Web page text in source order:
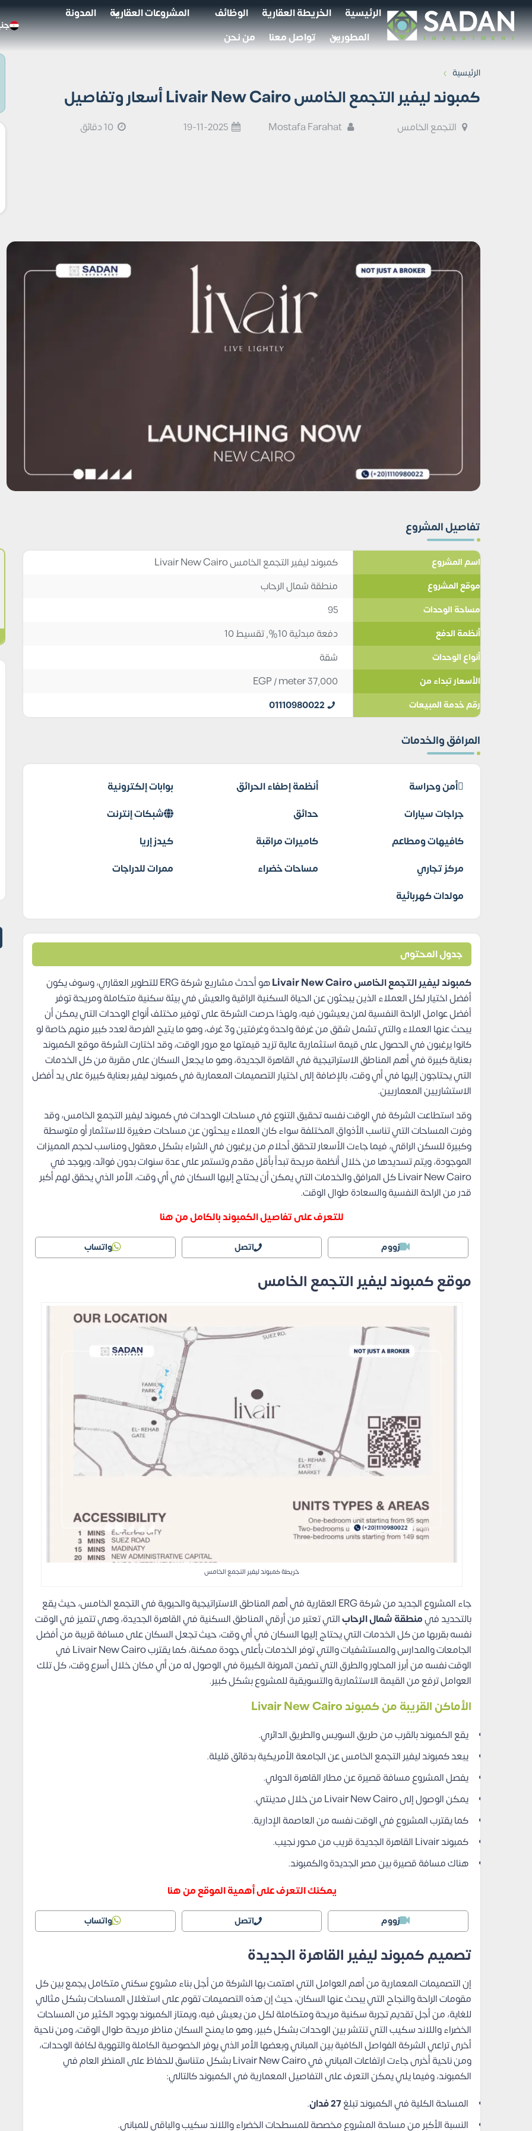
الرئيسية الخريطة العقارية الوظائف المشروعات العقارية
المدونة
المطورين
تواصل معنا من نحن
الرئيسية ›
كمبوند ليفير التجمع الخامس Livair New Cairo أسعار وتفاصيل
التجمع الخامس 19-11-2025
تفاصيل المشروع
اسم المشروع كمبوند ليفير التجمع الخامس Livair New Cairo
موقع المشروع منطقة شمال الرحاب
مساحة الوحدات 95
أنظمة الدفع دفعة مبدئية 10%, تقسيط 10
أنواع الوحدات شقة
الأسعار تبداء من 37,000
EGP/ meter
رقم خدمة المبيعات 01110980022
المرافق والخدمات
أمن وحراسة أنظمة إطفاء الحرائق
بوابات إلكترونية
جراجات سيارات
حدائق
شبكات إنترنت
كافيهات ومطاعم
كاميرات مراقبة
كيدز إريا
مركز تجاري
مساحات خضراء
ممرات للدراجات
مولدات كهربائية
جدول المحتوى
كمبوند ليفير التجمع الخامس Livair New Cairo
هو أحدث مشاريع شركة ERG للتطوير العقاري، وسوف يكون
أفضل اختيار لكل العملاء الذين يبحثون عن الحياة السكنية الراقية والعيش في بيئة سكنية متكاملة ومريحة توفر
أفضل عوامل الراحة النفسية لمن يعيشون فيه، ولهذا حرصت الشركة على توفير مختلف أنواع الوحدات التي يمكن أن
يبحث عنها العملاء والتي تشمل شقق من غرفة واحدة وغرفتين و3 غرف، وهو ما يتيح الفرصة لعدد كبير منهم خاصة لو
كانوا يرغبون في الحصول على قيمة استثمارية عالية تزيد قيمتها مع مرور الوقت، وقد اختارت الشركة موقع الكمبوند
بعناية كبيرة في أهم المناطق الاستراتيجية في القاهرة الجديدة، وهو ما يجعل السكان على مقربة من كل الخدمات
التي يحتاجون إليها في أي وقت، بالإضافة إلى اختيار التصميمات المعمارية في كمبوند ليفير بعناية كبيرة على يد أفضل
الاستشاريين المعماريين.
وقد استطاعت الشركة في الوقت نفسه تحقيق التنوع في مساحات الوحدات في كمبوند ليفير التجمع الخامس، وقد
وفرت المساحات التي تناسب الأذواق المختلفة سواء كان العملاء يبحثون عن مساحات صغيرة للاستثمار أو متوسطة
وكبيرة للسكن الراقي، فيما جاءت الأسعار لتحقق أحلام من يرغبون في الشراء بشكل معقول ومناسب لحجم المميزات
الموجودة، ويتم تسديدها من خلال أنظمة مريحة تبدأ بأقل مقدم وتستمر على عدة سنوات بدون فوائد، ويوجد في
Livair New Cairo كل المرافق والخدمات التي يمكن أن يحتاج إليها السكان في أي وقت، الأمر الذي يحقق لهم أكبر
قدر من الراحة النفسية والسعادة طوال الوقت.
للتعرف على تفاصيل الكمبوند بالكامل من هنا
زووم اتصل واتساب
موقع كمبوند ليفير التجمع الخامس
خريطة كمبوند ليفير التجمع الخامس
جاء المشروع الجديد من شركة ERG العقارية في أهم المناطق الاستراتيجية والحيوية في التجمع الخامس، حيث يقع
بالتحديد فيمنطقة شمال الرحابالتي تعتبر من أرقي المناطق السكنية في القاهرة الجديدة، وهي تتميز في الوقت
نفسه بقربها من كل الخدمات التي يحتاج إليها السكان في أي وقت، حيث تجعل السكان على مسافة قريبة من أفضل
الجامعات والمدارس والمستشفيات والتي توفر الخدمات بأعلى جودة ممكنة، كما يقترب Livair New Cairo في
الوقت نفسه من أبرز المحاور والطرق التي تضمن المرونة الكبيرة في الوصول له من أي مكان خلال أسرع وقت، كل تلك
العوامل ترفع من القيمة الاستثمارية والتسويقية للمشروع بشكل كبير.
الأماكن القريبة من كمبوند Livair New Cairo
يقع الكمبوند بالقرب من طريق السويس والطريق الدائري.
يبعد كمبوند ليفير التجمع الخامس عن الجامعة الأمريكية بدقائق قليلة.
يفصل المشروع مسافة قصيرة عن مطار القاهرة الدولي.
يمكن الوصول إلى Livair New Cairo من خلال مدينتي.
كما يقترب المشروع في الوقت نفسه من العاصمة الإدارية.
كمبوند Livair القاهرة الجديدة قريب من محور نجيب.
هناك مسافة قصيرة بين مصر الجديدة والكمبوند.
يمكنك التعرف على أهمية الموقع من هنا
زووم اتصل واتساب
تصميم كمبوند ليفير القاهرة الجديدة
إن التصميمات المعمارية من أهم العوامل التي اهتمت بها الشركة من أجل بناء مشروع سكني متكامل يجمع بين كل
مقومات الراحة والنجاح التي يبحث عنها السكان، حيث إن هذه التصميمات تقوم على استغلال المساحات بشكل مثالي
للغاية، من أجل تقديم تجربة سكنية مريحة ومتكاملة لكل من يعيش فيه، ويمتاز الكمبوند بوجود الكثير من المساحات
الخضراء واللاند سكيب التي تنتشر بين الوحدات بشكل كبير، وهو ما يمنح السكان مناظر مريحة طوال الوقت، ومن ناحية
أخرى تراعي الشركة الفواصل الكافية بين المباني وبعضها الأمر الذي يوفر الخصوصية الكاملة والتهوية لكافة الوحدات،
ومن ناحية أخرى جاءت ارتفاعات المباني في Livair New Cairo بشكل متناسق للحفاظ على المنظر العام في
الكمبوند، وفيما يلي يمكن التعرف على التفاصيل المعمارية في الكمبوند كالتالي:
المساحة الكلية في الكمبوند تبلغ
.
النسبة الأكبر من مساحة المشروع مخصصة للمسطحات الخضراء واللاند سكيب والباقي للمباني.